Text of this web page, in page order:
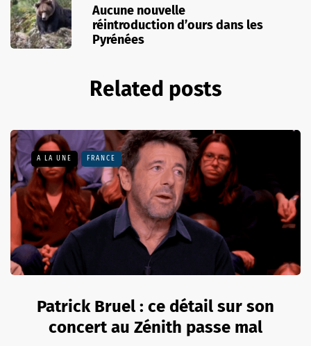
Aucune nouvelle
réintroduction d’ours dans les
Pyrénées
Related posts
A LA UNE FRANCE
Patrick Bruel : ce détail sur son
concert au Zénith passe mal